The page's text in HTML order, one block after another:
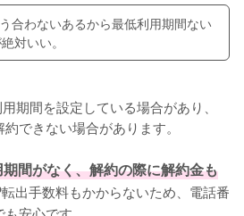
合わないあるから最低利用期間ない
対いい。
期間を設定している場合があり、
できない場合があります。
間がなく、解約の際に解約金も
出手数料もかからないため、電話番